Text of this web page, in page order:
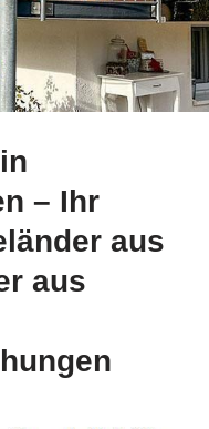
in Elchesheim-
– Ihr
aus
aus